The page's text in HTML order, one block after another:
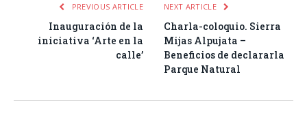
PREVIOUS ARTICLE
Inauguración de la
iniciativa ‘Arte en la
calle’
NEXT ARTICLE
Charla-coloquio. Sierra
Mijas Alpujata –
Beneficios de declararla
Parque Natural